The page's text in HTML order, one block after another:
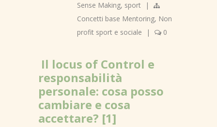
Sense Making, sport
|
Concetti base Mentoring, Non
profit sport e sociale
| 0
Il locus of Control e
responsabilità
personale: cosa posso
cambiare e cosa
accettare? [1]